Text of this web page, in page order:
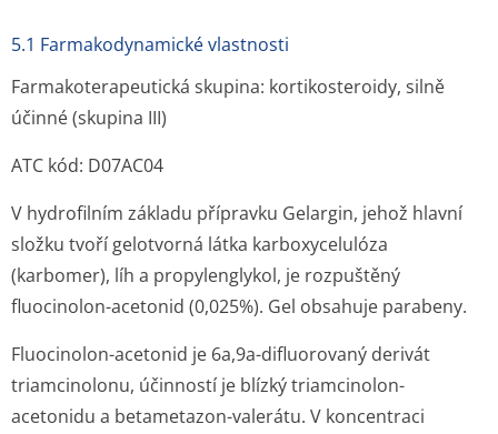
5.1 Farmakodynamické vlastnosti
Farmakoterapeutická skupina: kortikosteroidy, silně
účinné (skupina III)
ATC kód: D07AC04
V hydrofilním základu přípravku Gelargin, jehož hlavní
složku tvoří gelotvorná látka karboxycelulóza
(karbomer), líh a propylenglykol, je rozpuštěný
fluocinolon-acetonid (0,025%). Gel obsahuje parabeny.
Fluocinolon-acetonid je 6a,9a-difluorovaný derivát
triamcinolonu, účinností je blízký triamcinolon-
acetonidu a betametazon-valerátu. V koncentraci